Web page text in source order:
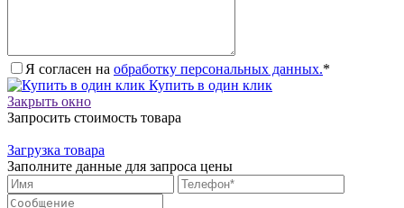
Я согласен на обработку персональных данных.*
Купить в один клик
Закрыть окно
Запросить стоимость товара
Загрузка товара
Заполните данные для запроса цены